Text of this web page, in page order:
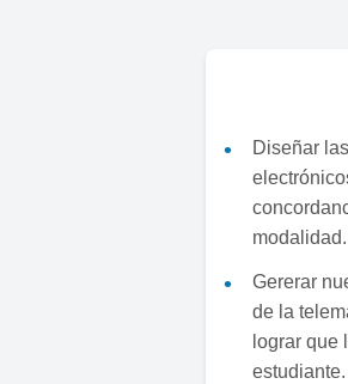
Diseñar
modalidad.
Gererar
de la
lograr que
estudiante.